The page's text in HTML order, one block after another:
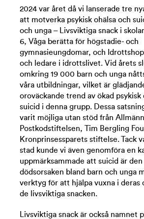
2024 var året då vi lanserade tre
att motverka psykisk ohälsa och
och unga – Livsviktiga snack i
6, Våga berätta för högstadie- och
gymnasieungdomar, och
och ledare i idrottslivet. Vid årets
omkring 19 000 barn och unga
våra utbildningar, vilket är
oroväckande trend av ökad psykisk
suicid i denna grupp. Dessa
varit möjliga utan stöd från
Postkodstiftelsen, Tim Bergling
Kronprinsessparets stiftelse. Tack
stad kunde vi även genomföra en
uppmärksammade att suicid är
dödsorsaken bland barn och unga
verktyg för att hjälpa vuxna i deras
de livsviktiga snacken.
Livsviktiga snack är också namnet